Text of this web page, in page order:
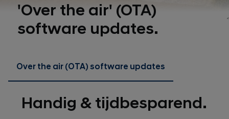
'Over the air' (OTA)
software updates.
Over the air (OTA) software updates
Handig & tijdbesparend.